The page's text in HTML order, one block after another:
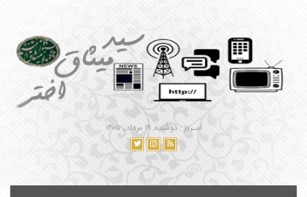
امـروز : دوشنبه, ۱۹ مرداد , ۱۴۰۵